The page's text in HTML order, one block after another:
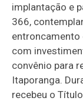
implantação e
366,
entroncamento
com
convênio para
Itaporanga.
recebeu o